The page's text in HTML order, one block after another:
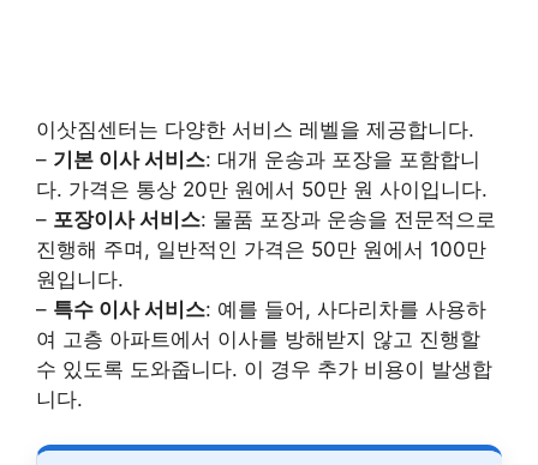
이삿짐센터는 다양한 서비스 레벨을 제공합니다.
– 기본 이사 서비스: 대개 운송과 포장을 포함합니
다. 가격은 통상 20만 원에서 50만 원 사이입니다.
– 포장이사 서비스: 물품 포장과 운송을 전문적으로
진행해 주며, 일반적인 가격은 50만 원에서 100만
원입니다.
– 특수 이사 서비스: 예를 들어, 사다리차를 사용하
여 고층 아파트에서 이사를 방해받지 않고 진행할
수 있도록 도와줍니다. 이 경우 추가 비용이 발생합
니다.